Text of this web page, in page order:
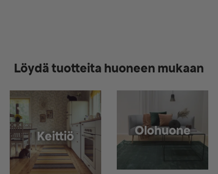
Löydä tuotteita huoneen mukaan
Keittiö Olohuone